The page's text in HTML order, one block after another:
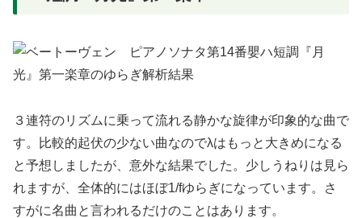
３連符のリズムに乗って流れる静かな旋律が印象的な曲で
す。比較的起伏の少ない曲なのでλはもっと大きめになる
と予想しましたが、意外な結果でした。少しうねりは見ら
れますが、全体的にはほぼ1/fゆらぎになっています。さ
すがに名曲と言われるだけのことはあります。